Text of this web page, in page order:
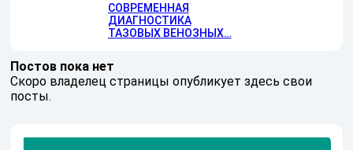
СОВРЕМЕННАЯ
ДИАГНОСТИКА
ТАЗОВЫХ ВЕНОЗНЫХ…
Постов пока нет
Скоро владелец страницы опубликует здесь свои
посты.